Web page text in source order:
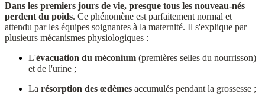
Dans les premiers jours de vie, presque tous les nouveau-nés
perdent du poids. Ce phénomène est parfaitement normal et
attendu par les équipes soignantes à la maternité. Il s'explique par
plusieurs mécanismes physiologiques :
L'évacuation du méconium (premières selles du nourrisson)
et de l'urine ;
La résorption des œdèmes accumulés pendant la grossesse ;